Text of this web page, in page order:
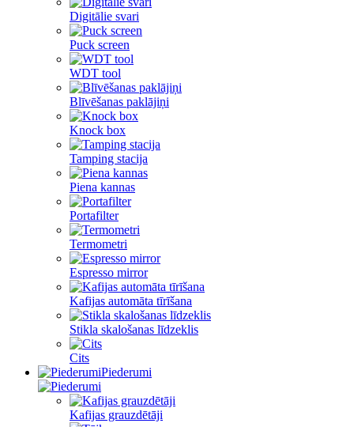
Digitālie svari
Puck screen
WDT tool
Blīvēšanas paklājiņi
Knock box
Tamping stacija
Piena kannas
Portafilter
Termometri
Espresso mirror
Kafijas automāta tīrīšana
Stikla skalošanas līdzeklis
Cits
Piederumi
Kafijas grauzdētāji